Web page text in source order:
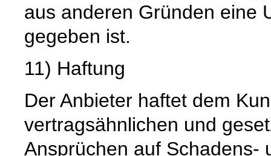
aus anderen Gründen eine
gegeben ist.
11) Haftung
Der Anbieter haftet dem
vertragsähnlichen und
Ansprüchen auf Schadens-